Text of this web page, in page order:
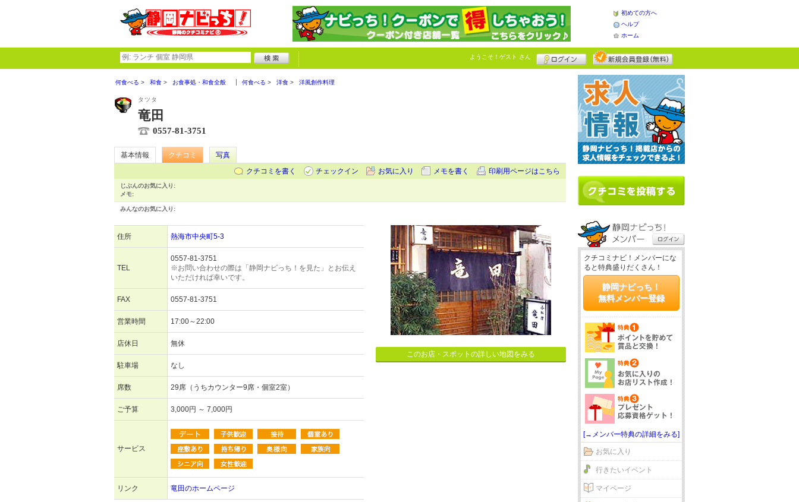
初めての方へ
ヘルプ
ホーム
ようこそ！ ゲスト さん
何食べる 和食 お食事処・和食全般 何食べる 洋食 洋風創作料理
タツタ
竜田
0557-81-3751
基本情報 クチコミ
写真
クチコミを書く
チェックイン お気に入り メモを書く 印刷用ページはこちら
じぶんのお気に入り:
メモ:
みんなのお気に入り:
住所 熱海市中央町5-3
TEL
0557-81-3751
※お問い合わせの際は「静岡ナビっち！を見た」とお伝え
いただければ幸いです。
FAX 0557-81-3751
営業時間 17:00～22:00
店休日 無休
駐車場 なし
席数 29席（うちカウンター9席・個室2室）
ご予算 3,000円 ～ 7,000円
サービス
リンク 竜田のホームページ
このお店・スポットの詳しい地図をみる
クチコミナビ！メンバーにな
ると特典盛りだくさん！
静岡ナビっち！
無料メンバー登録
[→メンバー特典の詳細をみる]
お気に入り
行きたいイベント
マイページ